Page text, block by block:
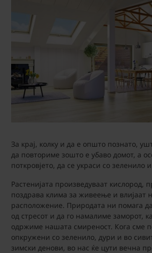
За крај, колку и да е општо познато,
да повториме зошто е убаво домот, а
поткровјето, да се украси со зеленило
Растенијата произведуваат кислород,
поздрава клима за живеење и влијаат
расположение. Природата ни помага
од стресот и да го намалиме заморот,
одржиме нашата смиреност. Кога сме
опкружени со зеленило, дури и во
зимски денови, во нас ќе цути вечна